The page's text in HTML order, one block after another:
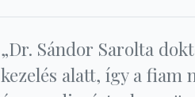
„Dr. Sándor Sarolta
kezelés alatt, így a fiam